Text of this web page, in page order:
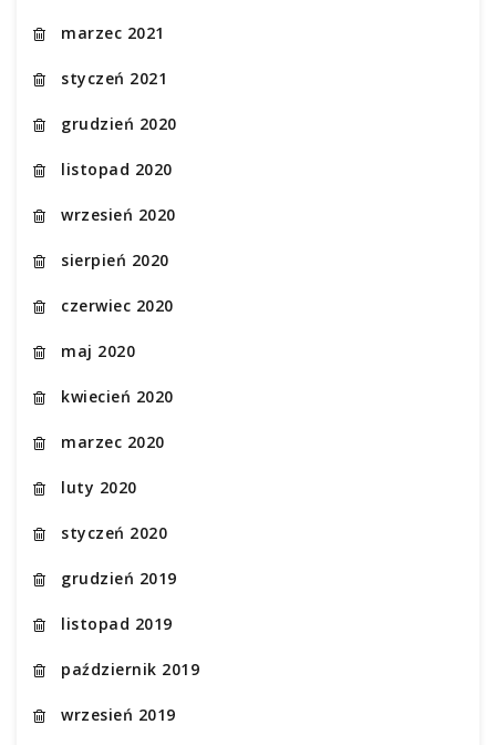
marzec 2021
styczeń 2021
grudzień 2020
listopad 2020
wrzesień 2020
sierpień 2020
czerwiec 2020
maj 2020
kwiecień 2020
marzec 2020
luty 2020
styczeń 2020
grudzień 2019
listopad 2019
październik 2019
wrzesień 2019